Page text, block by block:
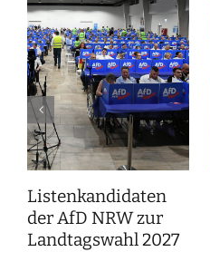
Listenkandidaten
der AfD NRW zur
Landtagswahl 2027